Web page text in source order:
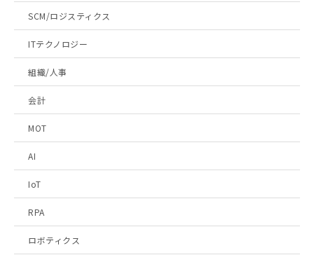
SCM/ロジスティクス
ITテクノロジー
組織/人事
会計
MOT
AI
IoT
RPA
ロボティクス